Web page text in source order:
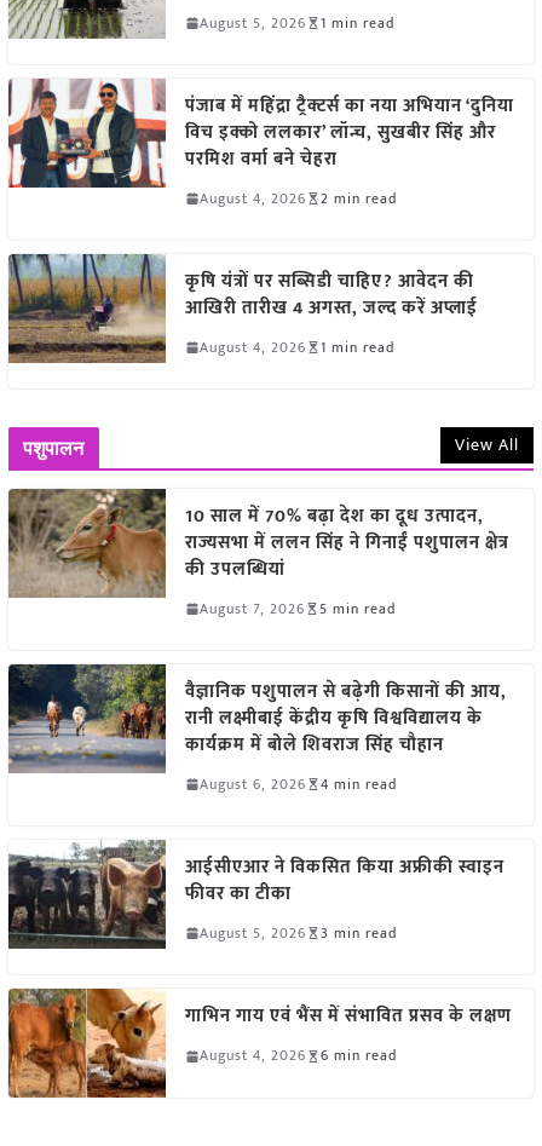
August 5, 2026 1 min read
पंजाब में महिंद्रा ट्रैक्टर्स का नया अभियान ‘दुनिया
विच इक्को ललकार’ लॉन्च, सुखबीर सिंह और
परमिश वर्मा बने चेहरा
August 4, 2026 2 min read
कृषि यंत्रों पर सब्सिडी चाहिए? आवेदन की
आखिरी तारीख 4 अगस्त, जल्द करें अप्लाई
August 4, 2026 1 min read
पशुपालन View All
10 साल में 70% बढ़ा देश का दूध उत्पादन,
राज्यसभा में ललन सिंह ने गिनाईं पशुपालन क्षेत्र
की उपलब्धियां
August 7, 2026 5 min read
वैज्ञानिक पशुपालन से बढ़ेगी किसानों की आय,
रानी लक्ष्मीबाई केंद्रीय कृषि विश्वविद्यालय के
कार्यक्रम में बोले शिवराज सिंह चौहान
August 6, 2026 4 min read
आईसीएआर ने विकसित किया अफ्रीकी स्वाइन
फीवर का टीका
August 5, 2026 3 min read
गाभिन गाय एवं भैंस में संभावित प्रसव के लक्षण
August 4, 2026 6 min read